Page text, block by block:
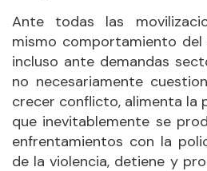
Ante todas las
mismo comportamiento
incluso ante demandas
no necesariamente
crecer conflicto, alimenta la
que inevitablemente se
enfrentamientos con la
de la violencia, detiene y